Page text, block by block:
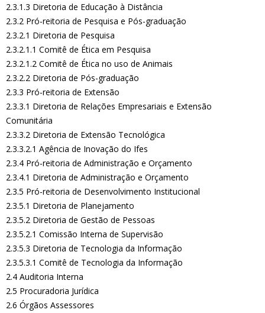
2.3.1.3 Diretoria de Educação à Distância
2.3.2 Pró-reitoria de Pesquisa e Pós-graduação
2.3.2.1 Diretoria de Pesquisa
2.3.2.1.1 Comitê de Ética em Pesquisa
2.3.2.1.2 Comitê de Ética no uso de Animais
2.3.2.2 Diretoria de Pós-graduação
2.3.3 Pró-reitoria de Extensão
2.3.3.1 Diretoria de Relações Empresariais e Extensão
Comunitária
2.3.3.2 Diretoria de Extensão Tecnológica
2.3.3.2.1 Agência de Inovação do Ifes
2.3.4 Pró-reitoria de Administração e Orçamento
2.3.4.1 Diretoria de Administração e Orçamento
2.3.5 Pró-reitoria de Desenvolvimento Institucional
2.3.5.1 Diretoria de Planejamento
2.3.5.2 Diretoria de Gestão de Pessoas
2.3.5.2.1 Comissão Interna de Supervisão
2.3.5.3 Diretoria de Tecnologia da Informação
2.3.5.3.1 Comitê de Tecnologia da Informação
2.4 Auditoria Interna
2.5 Procuradoria Jurídica
2.6 Órgãos Assessores